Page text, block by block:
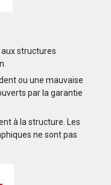
aux structures
ou une mauvaise
par la garantie
à la structure. Les
ne sont pas